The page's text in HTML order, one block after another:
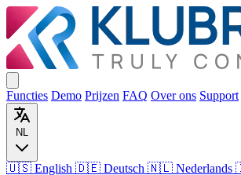
Functies Demo Prijzen FAQ Over ons Support
NL
🇺🇸 English 🇩🇪 Deutsch 🇳🇱 Nederlands